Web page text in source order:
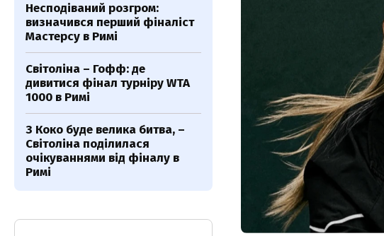
Несподіваний розгром:
визначився перший фіналіст
Мастерсу в Римі
Світоліна – Гофф: де
дивитися фінал турніру WTA
1000 в Римі
З Коко буде велика битва, –
Світоліна поділилася
очікуваннями від фіналу в
Римі